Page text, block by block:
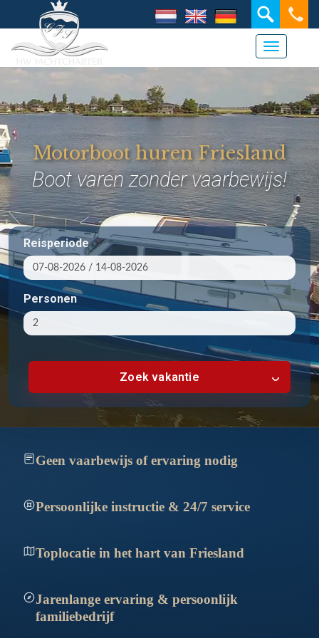
Reisperiode
Personen
Zoek vakantie
Motorboot huren Friesland
Boot varen zonder vaarbewijs!
HW Yachtcharter Grou
Geen vaarbewijs of ervaring nodig
Persoonlijke instructie & 24/7 service
Toplocatie in het hart van Friesland
Jarenlange ervaring & persoonlijk
familiebedrijf